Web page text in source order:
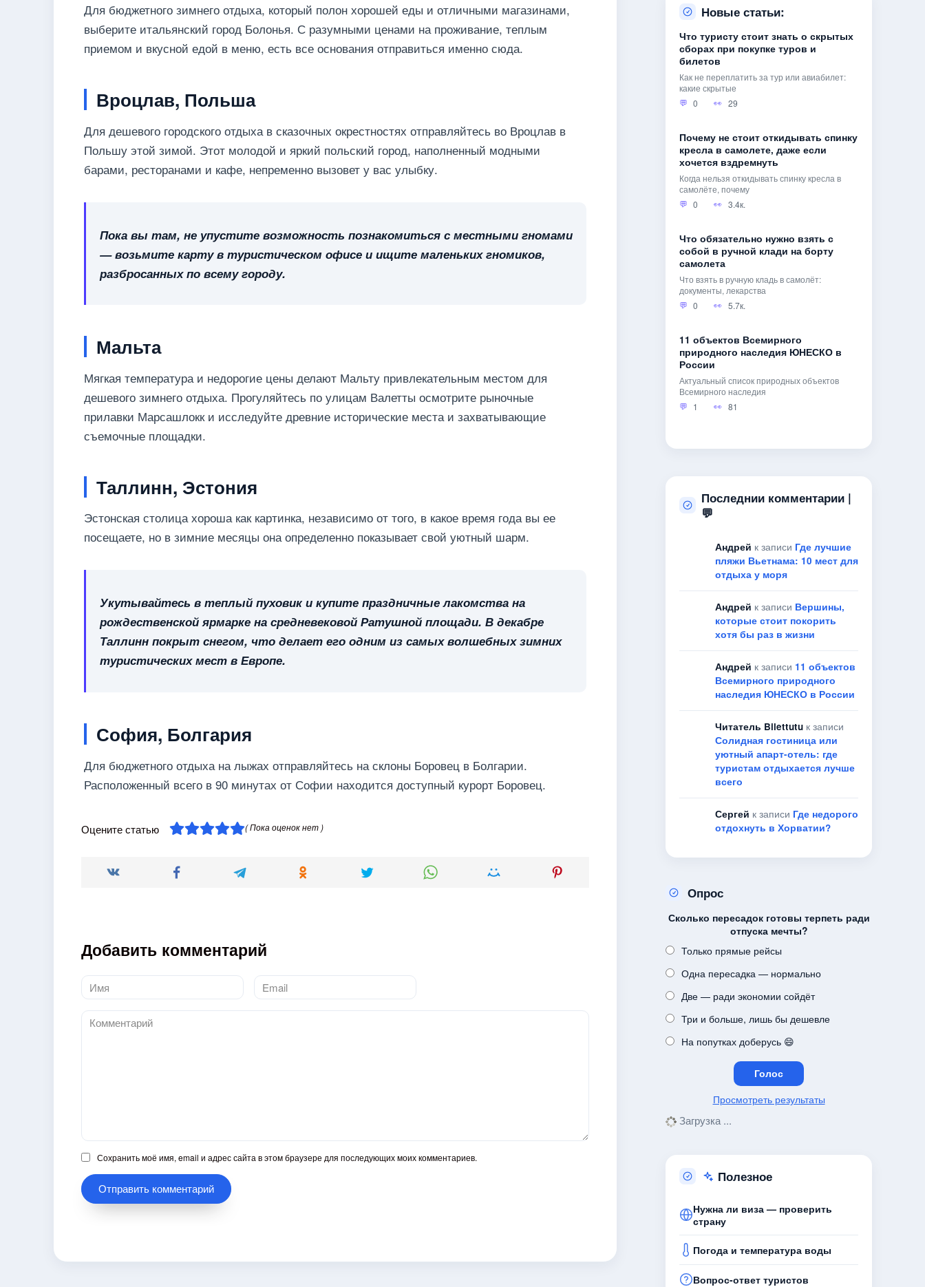
Для бюджетного зимнего отдыха, который полон хорошей еды и отличными магазинами,
выберите итальянский город Болонья. С разумными ценами на проживание, теплым
приемом и вкусной едой в меню, есть все основания отправиться именно сюда.
Вроцлав, Польша
Для дешевого городского отдыха в сказочных окрестностях отправляйтесь во Вроцлав в
Польшу этой зимой. Этот молодой и яркий польский город, наполненный модными
барами, ресторанами и кафе, непременно вызовет у вас улыбку.
Пока вы там, не упустите возможность познакомиться с местными гномами
— возьмите карту в туристическом офисе и ищите маленьких гномиков,
разбросанных по всему городу.
Мальта
Мягкая температура и недорогие цены делают Мальту привлекательным местом для
дешевого зимнего отдыха. Прогуляйтесь по улицам Валетты осмотрите рыночные
прилавки Марсашлокк и исследуйте древние исторические места и захватывающие
съемочные площадки.
Таллинн, Эстония
Эстонская столица хороша как картинка, независимо от того, в какое время года вы ее
посещаете, но в зимние месяцы она определенно показывает свой уютный шарм.
Укутывайтесь в теплый пуховик и купите праздничные лакомства на
рождественской ярмарке на средневековой Ратушной площади. В декабре
Таллинн покрыт снегом, что делает его одним из самых волшебных зимних
туристических мест в Европе.
София, Болгария
Для бюджетного отдыха на лыжах отправляйтесь на склоны Боровец в Болгарии.
Расположенный всего в 90 минутах от Софии находится доступный курорт Боровец.
Оцените статью ( Пока оценок нет )
Добавить комментарий
Имя
*
Email
*
Комментарий
Сохранить моё имя, email и адрес сайта в этом браузере для последующих моих комментариев.
Новые статьи:
Что туристу стоит знать о скрытых
сборах при покупке туров и
билетов
Как не переплатить за тур или авиабилет:
какие скрытые
0
29
Почему не стоит откидывать спинку
кресла в самолете, даже если
хочется вздремнуть
Когда нельзя откидывать спинку кресла в
самолёте, почему
0
3.4к.
Что обязательно нужно взять с
собой в ручной клади на борту
самолета
Что взять в ручную кладь в самолёт:
документы, лекарства
0
5.7к.
11 объектов Всемирного
природного наследия ЮНЕСКО в
России
Актуальный список природных объектов
Всемирного наследия
1
81
Последнии комментарии |
💬
Андрей к записи Где лучшие
пляжи Вьетнама: 10 мест для
отдыха у моря
Андрей к записи Вершины,
которые стоит покорить
хотя бы раз в жизни
Андрей к записи 11 объектов
Всемирного природного
наследия ЮНЕСКО в России
Читатель Bilettutu к записи
Солидная гостиница или
уютный апарт-отель: где
туристам отдыхается лучше
всего
Сергей к записи Где недорого
отдохнуть в Хорватии?
Опрос
Сколько пересадок готовы терпеть ради
отпуска мечты?
Только прямые рейсы
Одна пересадка — нормально
Две — ради экономии сойдёт
Три и больше, лишь бы дешевле
На попутках доберусь 😄
Просмотреть результаты
Загрузка ...
Полезное
Нужна ли виза — проверить
страну
Погода и температура воды
Вопрос-ответ туристов